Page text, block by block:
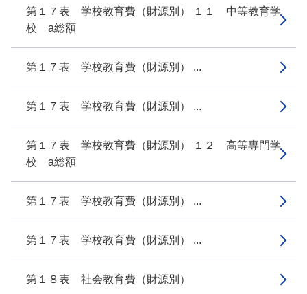
第１７表 学校教育費（財源別） １１ 中等教育学
校 a総額
第１７表 学校教育費（財源別） ...
第１７表 学校教育費（財源別） ...
第１７表 学校教育費（財源別） １２ 高等専門学
校 a総額
第１７表 学校教育費（財源別） ...
第１７表 学校教育費（財源別） ...
第１８表 社会教育費（財源別）